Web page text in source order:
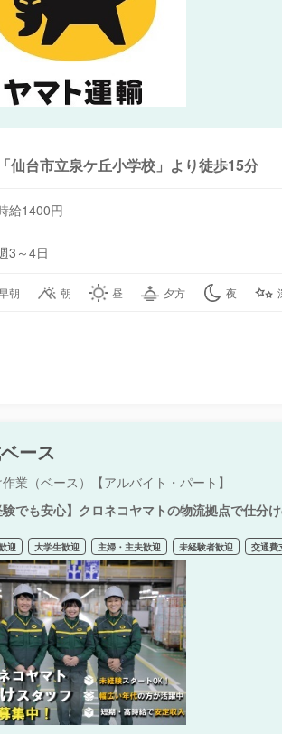
仙台市立泉ケ丘小学校」より徒歩15分
給1400円
3～4日
朝 朝 昼 夕方 夜
ース
業（ベース）【アルバイト・パート】
でも安心】クロネコヤマトの物流拠点で仕分
迎 大学生歓迎 主婦・主夫歓迎 未経験者歓迎 交通費